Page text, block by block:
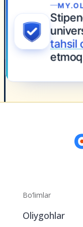
tahsil
Oliygohlar
Milliy sertifikat